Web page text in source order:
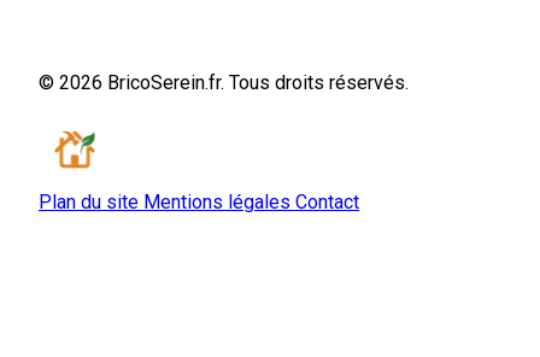
© 2026 BricoSerein.fr. Tous droits réservés.
Plan du site Mentions légales Contact